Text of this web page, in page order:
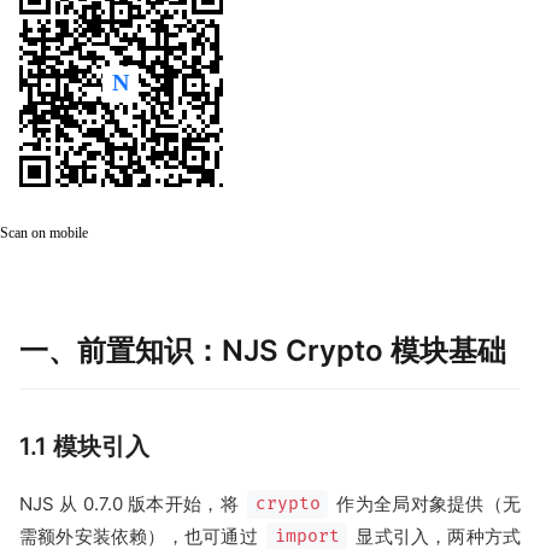
Scan on mobile
一、前置知识：NJS Crypto 模块基础
1.1 模块引入
NJS 从 0.7.0 版本开始，将 crypto
作为全局对象提供（无
需额外安装依赖），也可通过
import
显式引入，两种方式